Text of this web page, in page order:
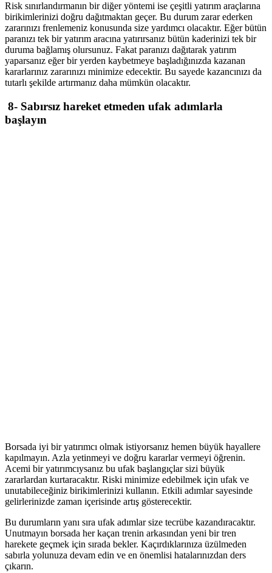
Risk sınırlandırmanın bir diğer yöntemi ise çeşitli yatırım araçlarına
birikimlerinizi doğru dağıtmaktan geçer. Bu durum zarar ederken
zararınızı frenlemeniz konusunda size yardımcı olacaktır. Eğer bütün
paranızı tek bir yatırım aracına yatırırsanız bütün kaderinizi tek bir
duruma bağlamış olursunuz. Fakat paranızı dağıtarak yatırım
yaparsanız eğer bir yerden kaybetmeye başladığınızda kazanan
kararlarınız zararınızı minimize edecektir. Bu sayede kazancınızı da
tutarlı şekilde artırmanız daha mümkün olacaktır.
8- Sabırsız hareket etmeden ufak adımlarla
başlayın
Borsada iyi bir yatırımcı olmak istiyorsanız hemen büyük hayallere
kapılmayın. Azla yetinmeyi ve doğru kararlar vermeyi öğrenin.
Acemi bir yatırımcıysanız bu ufak başlangıçlar sizi büyük
zararlardan kurtaracaktır. Riski minimize edebilmek için ufak ve
unutabileceğiniz birikimlerinizi kullanın. Etkili adımlar sayesinde
gelirlerinizde zaman içerisinde artış gösterecektir.
Bu durumların yanı sıra ufak adımlar size tecrübe kazandıracaktır.
Unutmayın borsada her kaçan trenin arkasından yeni bir tren
harekete geçmek için sırada bekler. Kaçırdıklarınıza üzülmeden
sabırla yolunuza devam edin ve en önemlisi hatalarınızdan ders
çıkarın.